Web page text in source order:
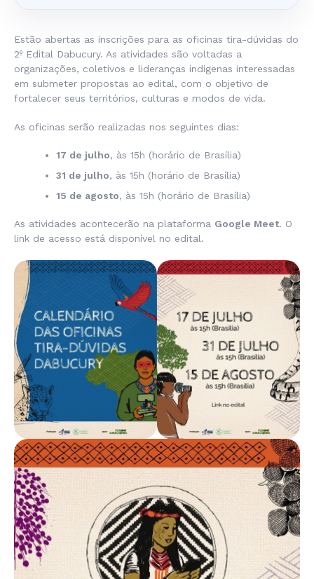
Estão abertas as inscrições para as oficinas tira-dúvidas do
2º Edital Dabucury. As atividades são voltadas a
organizações, coletivos e lideranças indígenas interessadas
em submeter propostas ao edital, com o objetivo de
fortalecer seus territórios, culturas e modos de vida.
As oficinas serão realizadas nos seguintes dias:
17 de julho, às 15h (horário de Brasília)
31 de julho, às 15h (horário de Brasília)
15 de agosto, às 15h (horário de Brasília)
As atividades acontecerão na plataforma Google Meet. O
link de acesso está disponível no edital.